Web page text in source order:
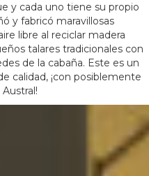
y cada uno tiene su propio
y fabricó maravillosas
libre al reciclar madera
talares tradicionales con
de la cabaña. Este es un
calidad, ¡con posiblemente